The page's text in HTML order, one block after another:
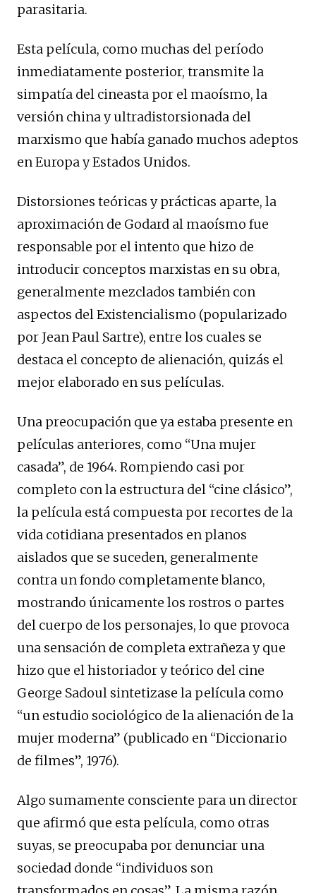
parasitaria.
Esta película, como muchas del período
inmediatamente posterior, transmite la
simpatía del cineasta por el maoísmo, la
versión china y ultradistorsionada del
marxismo que había ganado muchos adeptos
en Europa y Estados Unidos.
Distorsiones teóricas y prácticas aparte, la
aproximación de Godard al maoísmo fue
responsable por el intento que hizo de
introducir conceptos marxistas en su obra,
generalmente mezclados también con
aspectos del Existencialismo (popularizado
por Jean Paul Sartre), entre los cuales se
destaca el concepto de alienación, quizás el
mejor elaborado en sus películas.
Una preocupación que ya estaba presente en
películas anteriores, como “Una mujer
casada”, de 1964. Rompiendo casi por
completo con la estructura del “cine clásico”,
la película está compuesta por recortes de la
vida cotidiana presentados en planos
aislados que se suceden, generalmente
contra un fondo completamente blanco,
mostrando únicamente los rostros o partes
del cuerpo de los personajes, lo que provoca
una sensación de completa extrañeza y que
hizo que el historiador y teórico del cine
George Sadoul sintetizase la película como
“un estudio sociológico de la alienación de la
mujer moderna” (publicado en “Diccionario
de filmes”, 1976).
Algo sumamente consciente para un director
que afirmó que esta película, como otras
suyas, se preocupaba por denunciar una
sociedad donde “individuos son